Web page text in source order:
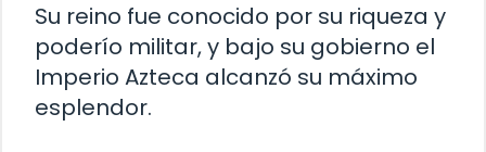
Su reino fue conocido por su riqueza y
poderío militar, y bajo su gobierno el
Imperio Azteca alcanzó su máximo
esplendor.